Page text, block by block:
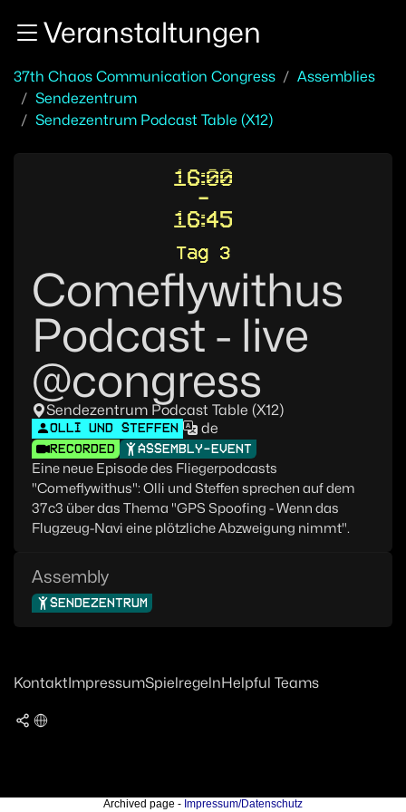
Zum InhaltVeranstaltungen
37th Chaos Communication Congress
Assemblies
Sendezentrum
Sendezentrum Podcast Table (X12)
16:00
-
16:45
Tag 3
Comeflywithus
Podcast - live
@congress
Sendezentrum Podcast Table (X12)
OLLI UND STEFFEN de
RECORDED ASSEMBLY-EVENT
Eine neue Episode des Fliegerpodcasts
"Comeflywithus": Olli und Steffen sprechen auf dem
37c3 über das Thema "GPS Spoofing - Wenn das
Flugzeug-Navi eine plötzliche Abzweigung nimmt".
Assembly
SENDEZENTRUM
KontaktImpressumSpielregelnHelpful Teams
Archived page - Impressum/Datenschutz